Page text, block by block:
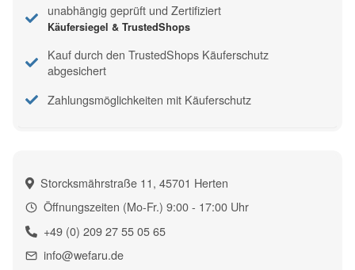
Storcksmährstraße 11, 45701 Herten
Öffnungszeiten (Mo-Fr.) 9:00 - 17:00 Uhr
+49 (0) 209 27 55 05 65
info@wefaru.de
unabhängig geprüft und Zertifiziert
Käufersiegel & TrustedShops
Kauf durch den TrustedShops Käuferschutz
abgesichert
Zahlungsmöglichkeiten mit Käuferschutz